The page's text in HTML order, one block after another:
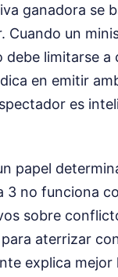
ganadora se
Cuando un
limitarse a
en emitir
es
papel
3 no funciona
sobre
aterrizar
explica